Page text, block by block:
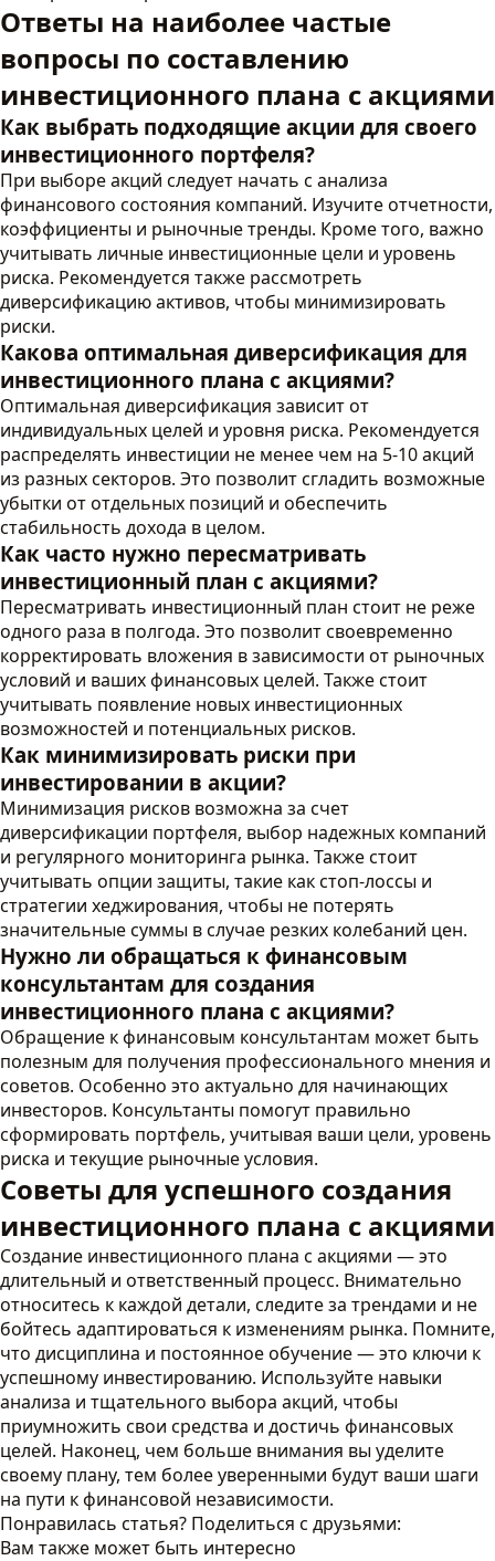
Ответы на наиболее частые
вопросы по составлению
инвестиционного плана с акциями
Как выбрать подходящие акции для своего
инвестиционного портфеля?
При выборе акций следует начать с анализа
финансового состояния компаний. Изучите отчетности,
коэффициенты и рыночные тренды. Кроме того, важно
учитывать личные инвестиционные цели и уровень
риска. Рекомендуется также рассмотреть
диверсификацию активов, чтобы минимизировать
риски.
Какова оптимальная диверсификация для
инвестиционного плана с акциями?
Оптимальная диверсификация зависит от
индивидуальных целей и уровня риска. Рекомендуется
распределять инвестиции не менее чем на 5-10 акций
из разных секторов. Это позволит сгладить возможные
убытки от отдельных позиций и обеспечить
стабильность дохода в целом.
Как часто нужно пересматривать
инвестиционный план с акциями?
Пересматривать инвестиционный план стоит не реже
одного раза в полгода. Это позволит своевременно
корректировать вложения в зависимости от рыночных
условий и ваших финансовых целей. Также стоит
учитывать появление новых инвестиционных
возможностей и потенциальных рисков.
Как минимизировать риски при
инвестировании в акции?
Минимизация рисков возможна за счет
диверсификации портфеля, выбор надежных компаний
и регулярного мониторинга рынка. Также стоит
учитывать опции защиты, такие как стоп-лоссы и
стратегии хеджирования, чтобы не потерять
значительные суммы в случае резких колебаний цен.
Нужно ли обращаться к финансовым
консультантам для создания
инвестиционного плана с акциями?
Обращение к финансовым консультантам может быть
полезным для получения профессионального мнения и
советов. Особенно это актуально для начинающих
инвесторов. Консультанты помогут правильно
сформировать портфель, учитывая ваши цели, уровень
риска и текущие рыночные условия.
Советы для успешного создания
инвестиционного плана с акциями
Создание инвестиционного плана с акциями — это
длительный и ответственный процесс. Внимательно
относитесь к каждой детали, следите за трендами и не
бойтесь адаптироваться к изменениям рынка. Помните,
что дисциплина и постоянное обучение — это ключи к
успешному инвестированию. Используйте навыки
анализа и тщательного выбора акций, чтобы
приумножить свои средства и достичь финансовых
целей. Наконец, чем больше внимания вы уделите
своему плану, тем более уверенными будут ваши шаги
на пути к финансовой независимости.
Понравилась статья? Поделиться с друзьями:
Вам также может быть интересно